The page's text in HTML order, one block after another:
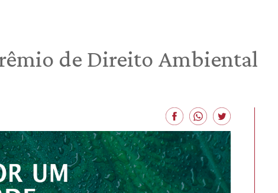
de Direito Ambiental